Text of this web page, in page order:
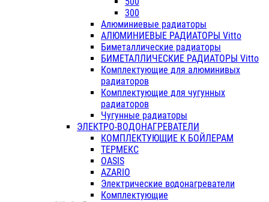
300
Алюминиевые радиаторы
АЛЮМИНИЕВЫЕ РАДИАТОРЫ Vitto
Биметаллические радиаторы
БИМЕТАЛЛИЧЕСКИЕ РАДИАТОРЫ Vitto
Комплектующие для алюминивых
радиаторов
Комплектующие для чугунных
радиаторов
Чугунные радиаторы
ЭЛЕКТРО-ВОДОНАГРЕВАТЕЛИ
КОМПЛЕКТУЮЩИЕ К БОЙЛЕРАМ
ТЕРМЕКС
OASIS
AZARIO
Электрические водонагреватели
Комплектующие